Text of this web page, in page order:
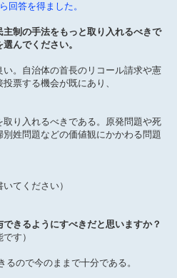
回答を得ました。
制の手法をもっと取り入れるべきで
んでください。
。自治体の首長のリコール請求や憲
票する機会が既にあり、
り入れるべきである。原発問題や死
姓問題などの価値観にかかわる問題
てください）
きるようにすべきだと思いますか？
す）
ので今のままで十分である。